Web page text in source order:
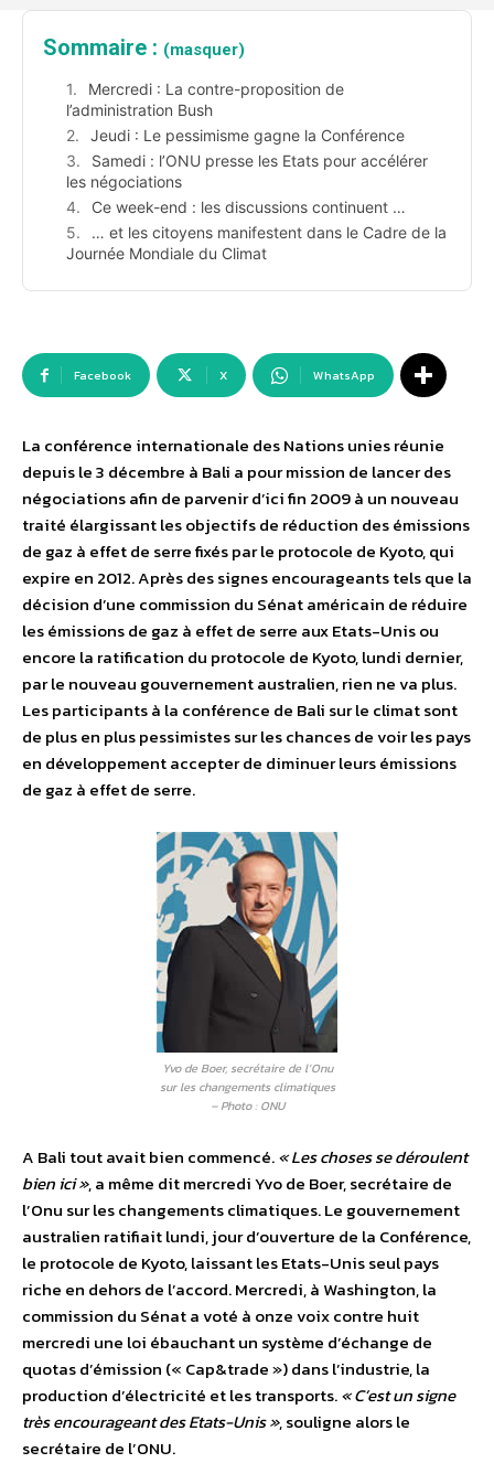
Sommaire : (masquer)
Mercredi : La contre-proposition de
l’administration Bush
Jeudi : Le pessimisme gagne la Conférence
Samedi : l’ONU presse les Etats pour accélérer
les négociations
Ce week-end : les discussions continuent …
… et les citoyens manifestent dans le Cadre de la
Journée Mondiale du Climat
Facebook X WhatsApp
La conférence internationale des Nations unies réunie
depuis le 3 décembre à Bali a pour mission de lancer des
négociations afin de parvenir d’ici fin 2009 à un nouveau
traité élargissant les objectifs de réduction des émissions
de gaz à effet de serre fixés par le protocole de Kyoto, qui
expire en 2012. Après des signes encourageants tels que la
décision d’une commission du Sénat américain de réduire
les émissions de gaz à effet de serre aux Etats-Unis ou
encore la ratification du protocole de Kyoto, lundi dernier,
par le nouveau gouvernement australien, rien ne va plus.
Les participants à la conférence de Bali sur le climat sont
de plus en plus pessimistes sur les chances de voir les pays
en développement accepter de diminuer leurs émissions
de gaz à effet de serre.
Yvo de Boer, secrétaire de l’Onu
sur les changements climatiques
– Photo : ONU
A Bali tout avait bien commencé.« Les choses se déroulent
bien ici », a même dit mercredi Yvo de Boer, secrétaire de
l’Onu sur les changements climatiques. Le gouvernement
australien ratifiait lundi, jour d’ouverture de la Conférence,
le protocole de Kyoto, laissant les Etats-Unis seul pays
riche en dehors de l’accord. Mercredi, à Washington, la
commission du Sénat a voté à onze voix contre huit
mercredi une loi ébauchant un système d’échange de
quotas d’émission (« Cap&trade ») dans l’industrie, la
production d’électricité et les transports.« C’est un signe
très encourageant des Etats-Unis », souligne alors le
secrétaire de l’ONU.